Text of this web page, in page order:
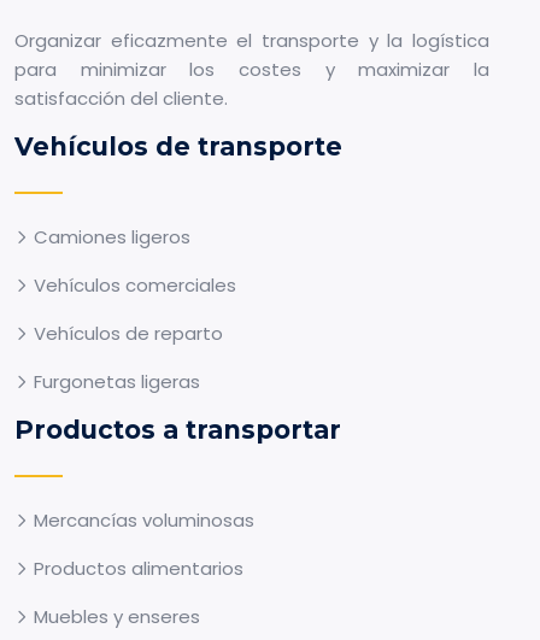
Organizar eficazmente el transporte y la logística
para minimizar los costes y maximizar la
satisfacción del cliente.
Vehículos de transporte
Camiones ligeros
Vehículos comerciales
Vehículos de reparto
Furgonetas ligeras
Productos a transportar
Mercancías voluminosas
Productos alimentarios
Muebles y enseres